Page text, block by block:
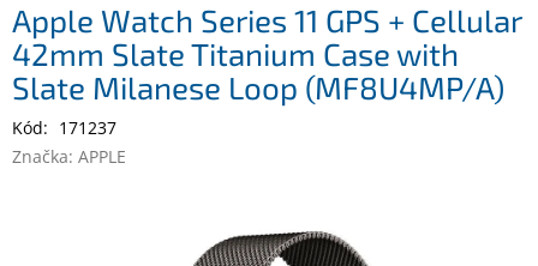
Notebooky
Tiskárny
Monitory
Akce
Apple Watch Series 11 GPS + Cellular
42mm Slate Titanium Case with
Slate Milanese Loop (MF8U4MP/A)
Kód: 171237
Značka: APPLE